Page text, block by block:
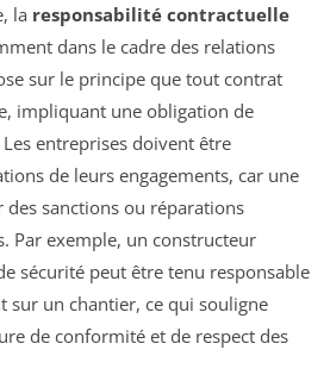
la responsabilité contractuelle
dans le cadre des relations
sur le principe que tout contrat
impliquant une obligation de
entreprises doivent être
de leurs engagements, car une
sanctions ou réparations
Par exemple, un constructeur
sécurité peut être tenu responsable
sur un chantier, ce qui souligne
de conformité et de respect des